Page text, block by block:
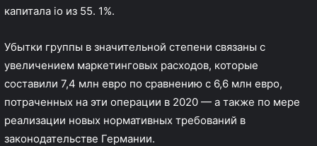
капитала io из 55. 1%.
Убытки группы в значительной степени связаны с
увеличением маркетинговых расходов, которые
составили 7,4 млн евро по сравнению с 6,6 млн евро,
потраченных на эти операции в 2020 — а также по мере
реализации новых нормативных требований в
законодательстве Германии.